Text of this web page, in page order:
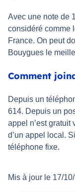
Avec une note de
considéré comme
France. On peut
Bouygues le
Comment
Depuis un
614. Depuis un
appel n’est gratuit
d’un appel local.
téléphone fixe.
Mis à jour le 17/